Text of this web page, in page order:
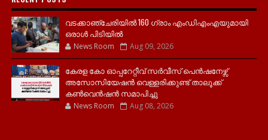
വടക്കാഞ്ചേരിയിൽ 160 ഗ്രാം എംഡിഎംഎയുമായി
ഒരാൾ പിടിയിൽ
News Room Aug 09, 2026
കേരള കോ ഓപ്പറേറ്റീവ് സർവീസ് പെൻഷനേഴ്സ്
അസോസിയേഷൻ വെള്ളരിക്കുണ്ട് താലൂക്ക്
കൺവെൻഷൻ സമാപിച്ചു
News Room Aug 08, 2026